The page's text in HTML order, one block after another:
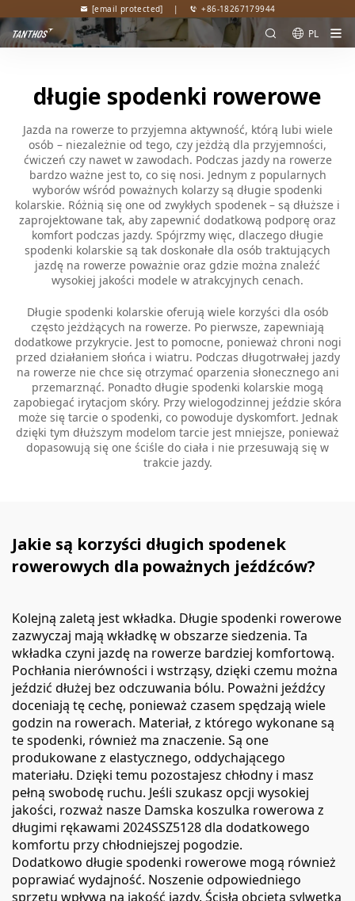
[email protected] | +86-18267179944
PL
długie spodenki rowerowe
Jazda na rowerze to przyjemna aktywność, którą lubi wiele
osób – niezależnie od tego, czy jeżdżą dla przyjemności,
ćwiczeń czy nawet w zawodach. Podczas jazdy na rowerze
bardzo ważne jest to, co się nosi. Jednym z popularnych
wyborów wśród poważnych kolarzy są długie spodenki
kolarskie. Różnią się one od zwykłych spodenek – są dłuższe i
zaprojektowane tak, aby zapewnić dodatkową podporę oraz
komfort podczas jazdy. Spójrzmy więc, dlaczego długie
spodenki kolarskie są tak doskonałe dla osób traktujących
jazdę na rowerze poważnie oraz gdzie można znaleźć
wysokiej jakości modele w atrakcyjnych cenach.
Długie spodenki kolarskie oferują wiele korzyści dla osób
często jeżdżących na rowerze. Po pierwsze, zapewniają
dodatkowe przykrycie. Jest to pomocne, ponieważ chroni nogi
przed działaniem słońca i wiatru. Podczas długotrwałej jazdy
na rowerze nie chce się otrzymać oparzenia słonecznego ani
przemarznąć. Ponadto długie spodenki kolarskie mogą
zapobiegać irytacjom skóry. Przy wielogodzinnej jeździe skóra
może się tarcie o spodenki, co powoduje dyskomfort. Jednak
dzięki tym dłuższym modelom tarcie jest mniejsze, ponieważ
dopasowują się one ściśle do ciała i nie przesuwają się w
trakcie jazdy.
Jakie są korzyści długich spodenek
rowerowych dla poważnych jeźdźców?
Kolejną zaletą jest wkładka. Długie spodenki rowerowe
zazwyczaj mają wkładkę w obszarze siedzenia. Ta
wkładka czyni jazdę na rowerze bardziej komfortową.
Pochłania nierówności i wstrząsy, dzięki czemu można
jeździć dłużej bez odczuwania bólu. Poważni jeźdźcy
doceniają tę cechę, ponieważ czasem spędzają wiele
godzin na rowerach. Materiał, z którego wykonane są
te spodenki, również ma znaczenie. Są one
produkowane z elastycznego, oddychającego
materiału. Dzięki temu pozostajesz chłodny i masz
pełną swobodę ruchu. Jeśli szukasz opcji wysokiej
jakości, rozważ nasze Damska koszulka rowerowa z
długimi rękawami 2024SSZ5128dla dodatkowego
komfortu przy chłodniejszej pogodzie.
Dodatkowo długie spodenki rowerowe mogą również
poprawiać wydajność. Noszenie odpowiedniego
sprzętu wpływa na jakość jazdy. Ścisła obcięta sylwetka